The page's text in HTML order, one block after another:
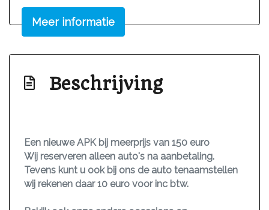
Buitenspiegels elektrisch verstel- en
verwarmbaar
Centrale vergrendeling
Achterbank in delen neerklapbaar
Airco
Meer informatie
Beschrijving
Een nieuwe APK bij meerprijs van 150 euro
Wij reserveren alleen auto's na aanbetaling.
Tevens kunt u ook bij ons de auto tenaamstellen
wij rekenen daar 10 euro voor inc btw.